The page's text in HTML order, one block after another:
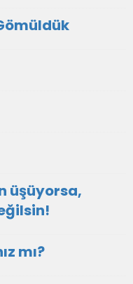
üşüyorsa,
mı?